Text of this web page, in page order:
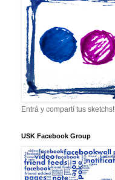
Entrá y compartí tus sketchs!
USK Facebook Group